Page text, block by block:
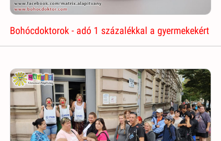
Bohócdoktorok - adó 1 százalékkal a gyermekekért